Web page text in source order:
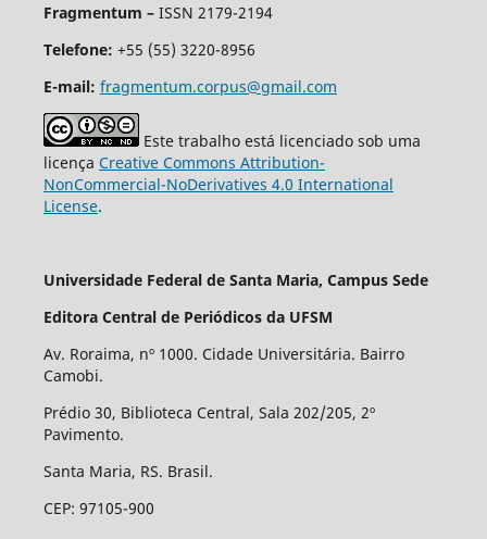
Fragmentum – ISSN 2179-2194
Telefone: +55 (55) 3220-8956
E-mail: fragmentum.corpus@gmail.com
Este trabalho está licenciado sob uma
licença Creative Commons Attribution-
NonCommercial-NoDerivatives 4.0 International
License.
Universidade Federal de Santa Maria, Campus Sede
Editora Central de Periódicos da UFSM
Av. Roraima, nº 1000. Cidade Universitária. Bairro
Camobi.
Prédio 30, Biblioteca Central, Sala 202/205, 2º
Pavimento.
Santa Maria, RS. Brasil.
CEP: 97105-900